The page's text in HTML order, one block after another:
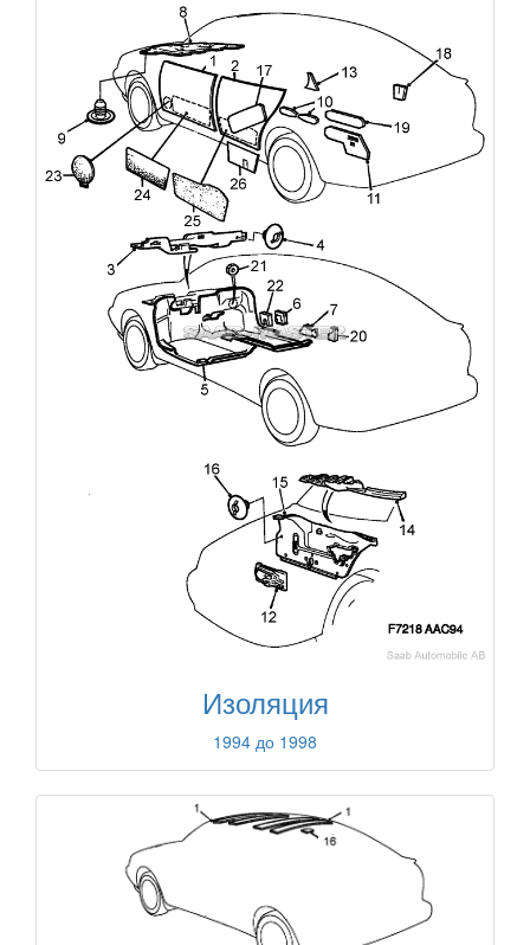
Изоляция
1994 до 1998